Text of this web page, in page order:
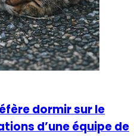
dormir sur le
d’une équipe de